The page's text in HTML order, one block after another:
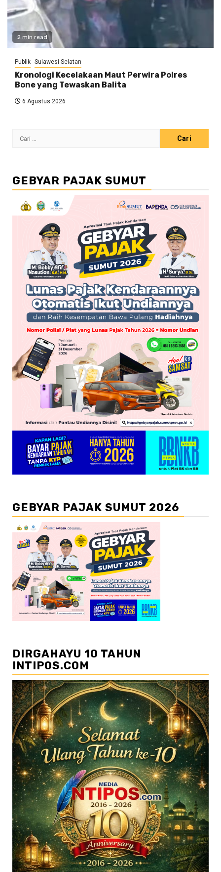
2 min read
Publik Sulawesi Selatan
Kronologi Kecelakaan Maut Perwira Polres
Bone yang Tewaskan Balita
6 Agustus 2026
Cari
GEBYAR PAJAK SUMUT
GEBYAR PAJAK SUMUT 2026
DIRGAHAYU 10 TAHUN
INTIPOS.COM